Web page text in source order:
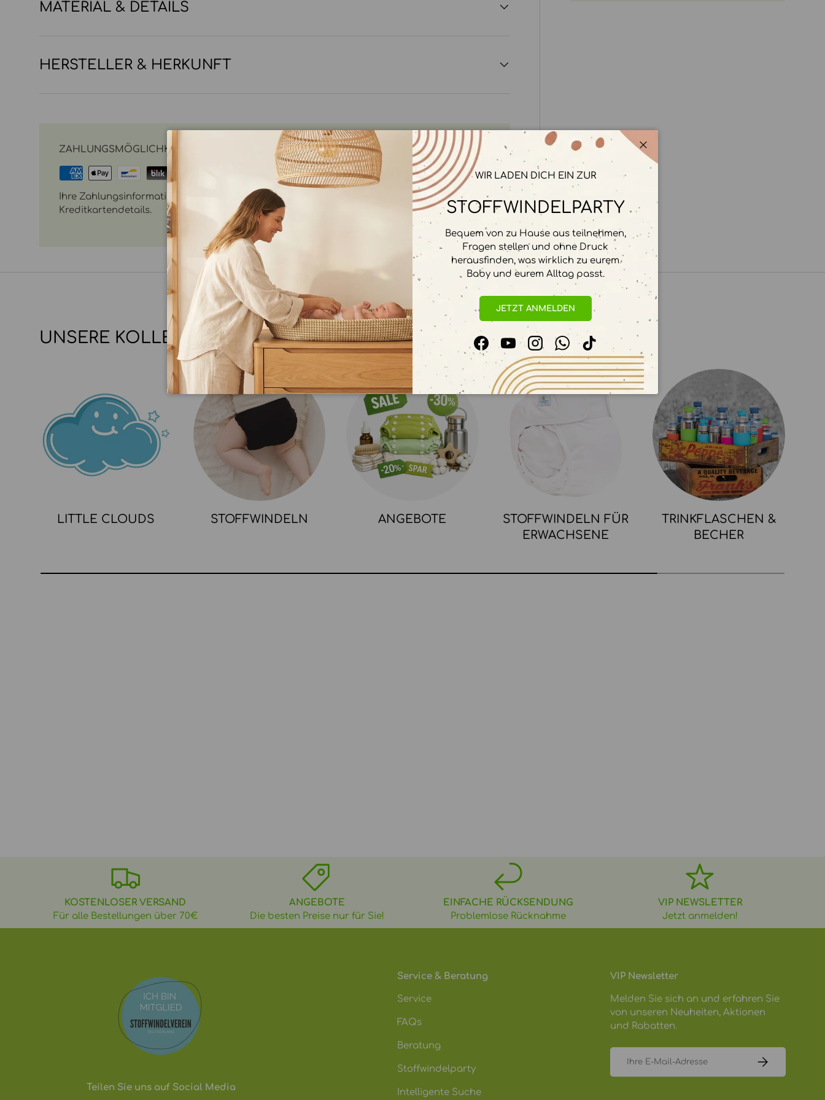
MATERIAL & DETAILS
HERSTELLER & HERKUNFT
ZAHLUNGSMÖGLICHKEITEN
Ihre Zahlungsinformationen werden sicher verarbeitet. Wir speichern keine
Kreditkartendetails.
UNSERE KOLLEKTIONEN
LITTLE CLOUDS STOFFWINDELN ANGEBOTE
STOFFWINDELN FÜR
ERWACHSENE
TRINKFLASCHEN &
BECHER
Schließen
WIR LADEN DICH EIN ZUR
STOFFWINDELPARTY
Bequem von zu Hause aus teilnehmen,
Fragen stellen und ohne Druck
herausfinden, was wirklich zu eurem
Baby und eurem Alltag passt.
JETZT ANMELDEN
FacebookYouTubeInstagramWhatsApp
TikTok
KOSTENLOSER VERSAND
Für alle Bestellungen über 70€
ANGEBOTE
Die besten Preise nur für Sie!
EINFACHE RÜCKSENDUNG
Problemlose Rücknahme
VIP NEWSLETTER
Jetzt anmelden!
Teilen Sie uns auf Social Media
Service & Beratung
Service
FAQs
Beratung
Stoffwindelparty
Intelligente Suche
VIP Newsletter
Melden Sie sich an und erfahren Sie
von unseren Neuheiten, Aktionen
und Rabatten.
ABONNIEREN